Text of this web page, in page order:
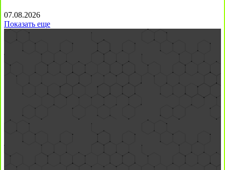
07.08.2026
Показать еще